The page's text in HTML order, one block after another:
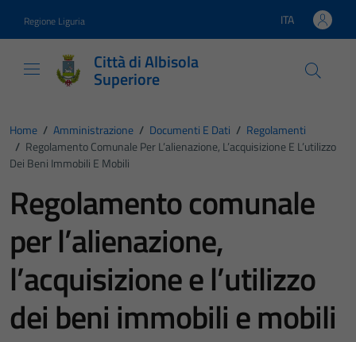
Regione Liguria Lingua attiva:
ITA
Città di Albisola
Superiore
Home / Amministrazione / Documenti E Dati / Regolamenti
/ Regolamento Comunale Per L’alienazione, L’acquisizione E L’utilizzo
Dei Beni Immobili E Mobili
Regolamento comunale
per l’alienazione,
l’acquisizione e l’utilizzo
dei beni immobili e mobili